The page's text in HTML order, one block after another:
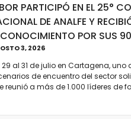
PARTICIPÓ EN EL 25°
DE ANALFE Y
POR SUS
3, 2026
29 al 31 de julio en Cartagena, uno
de encuentro del sector
reunió a más de 1.000 líderes de